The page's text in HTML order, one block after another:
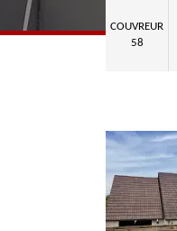
COUVREUR
58